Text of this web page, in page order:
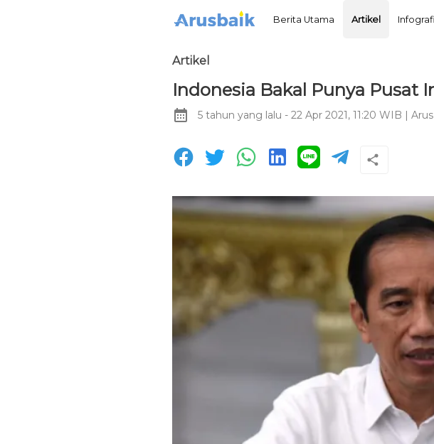
Berita Utama Artikel
Artikel
Indonesia Bakal Punya Pusat
5 tahun yang lalu - 22 Apr 2021, 11:20 WIB